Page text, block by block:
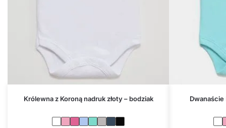
Królewna z Koroną nadruk złoty – bodziak